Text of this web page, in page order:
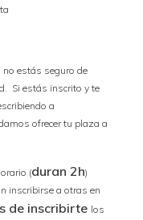
estás seguro de
Si estás inscrito y te
a
ofrecer tu plaza a
(duran 2h)
inscribirse a otras en
de inscribirte los